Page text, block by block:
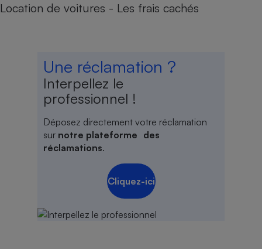
Location de voitures - Les frais cachés
Une réclamation ?
Interpellez le
professionnel !
Déposez directement votre réclamation
sur notre plateforme des
réclamations.
Cliquez-ici